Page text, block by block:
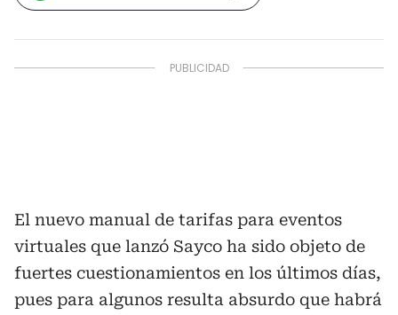
El nuevo manual de tarifas para eventos
virtuales que lanzó Sayco ha sido objeto de
fuertes cuestionamientos en los últimos días,
pues para algunos resulta absurdo que habrá